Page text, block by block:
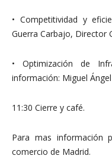
• Competitividad y
Guerra Carbajo, Director
• Optimización de
información: Miguel
11:30 Cierre y café.
Para mas información
comercio de Madrid.